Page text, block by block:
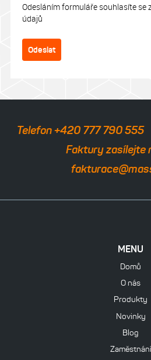
Odesláním formuláře souhlasíte se
údajů
Odeslat
Telefon +420 777 790 555
Faktury zasílejte
MENU
Domů
O nás
Produkty
Novinky
Blog
Zaměstnání